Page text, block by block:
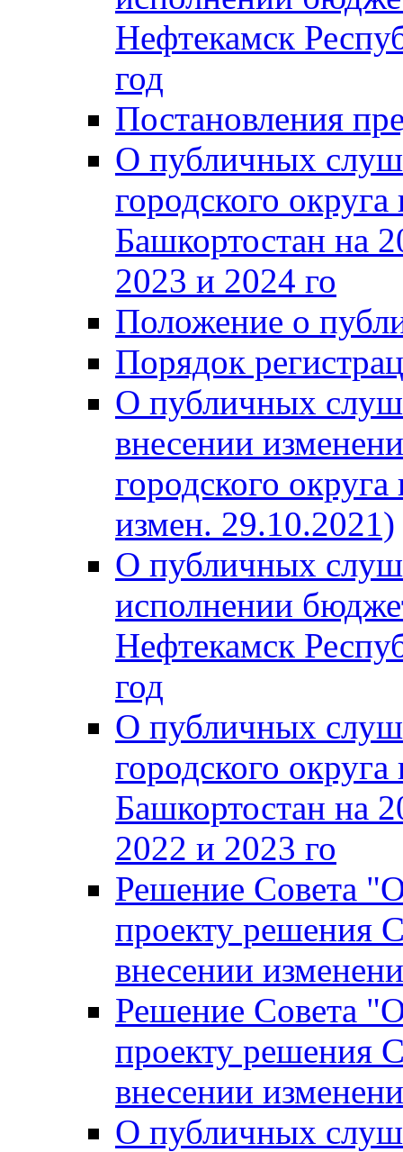
Нефтекамск
год
Постановления
О публичных
городского
Башкортостан на
2023 и 2024 го
Положение о
Порядок
О публичных
внесении
городского
измен. 29.10.2021)
О публичных
исполнении
Нефтекамск
год
О публичных
городского
Башкортостан на
2022 и 2023 го
Решение Совета
проекту решения
внесении
Решение Совета
проекту решения
внесении
О публичных